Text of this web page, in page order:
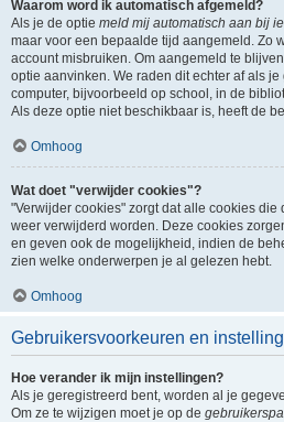
Waarom word ik automatisch afgemeld?
Als je de optie meld mij automatisch aan bij
maar voor een bepaalde tijd aangemeld. Zo
account misbruiken. Om aangemeld te
optie aanvinken. We raden dit echter af als
computer, bijvoorbeeld op school, in de
Als deze optie niet beschikbaar is, heeft de
Omhoog
Wat doet "verwijder cookies"?
"Verwijder cookies" zorgt dat alle cookies
weer verwijderd worden. Deze cookies
en geven ook de mogelijkheid, indien de
zien welke onderwerpen je al gelezen hebt.
Omhoog
Gebruikersvoorkeuren en
Hoe verander ik mijn instellingen?
Als je geregistreerd bent, worden al je
Om ze te wijzigen moet je op de